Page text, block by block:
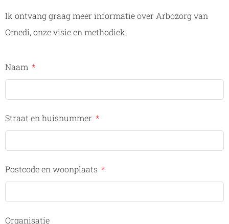
Ik ontvang graag meer informatie over Arbozorg van
Omedi, onze visie en methodiek.
Naam
Straat en huisnummer
Postcode en woonplaats
Organisatie